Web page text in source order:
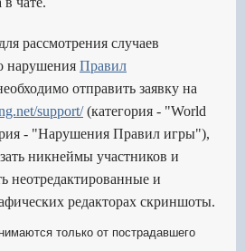
рассмотрения случаев
нарушения Правил
отправить заявку на
support/(категория - "World
- "Нарушения Правил игры"),
никнеймы участников и
неотредактированные и
редакторах скриншоты.
только от пострадавшего